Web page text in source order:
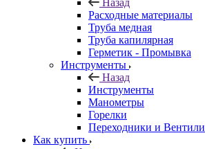
Назад
Расходные материалы
Труба медная
Труба капилярная
Герметик - Промывка
Инструменты
Назад
Инструменты
Манометры
Горелки
Переходники и Вентили
Как купить